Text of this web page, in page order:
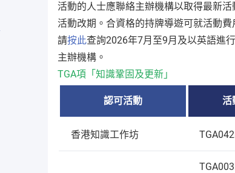
活動的人士應聯絡主辦機構以取得最新
活動改期。合資格的持牌導遊可就活動費
請按此查詢2026年7月至9月及以英語進
主辦機構。
TGA項「知識鞏固及更新」
認可活動 活
香港知識工作坊